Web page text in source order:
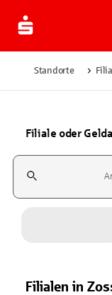
Standorte
Filiale oder
Suchfeld
Filialen in